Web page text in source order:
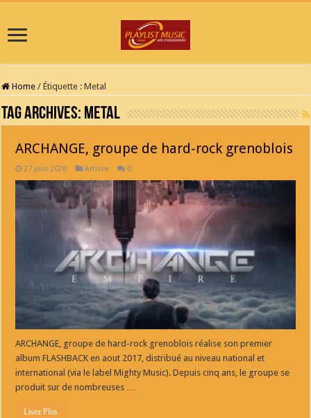
Home / Étiquette :Metal
Tag Archives: Metal
ARCHANGE, groupe de hard-rock grenoblois
27 juin 2020 Artiste 0
ARCHANGE, groupe de hard-rock grenoblois réalise son premier
album FLASHBACK en aout 2017, distribué au niveau national et
international (via le label Mighty Music). Depuis cinq ans, le groupe se
produit sur de nombreuses …
Lisez Plus